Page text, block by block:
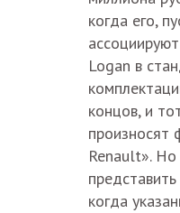
когда его,
Logan в
концов, и
произносят
Renault».
когда